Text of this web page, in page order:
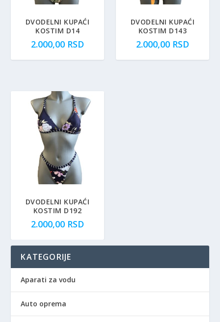
DVODELNI KUPAĆI
KOSTIM D14
2.000,00 RSD
DVODELNI KUPAĆI
KOSTIM D143
2.000,00 RSD
DVODELNI KUPAĆI
KOSTIM D192
2.000,00 RSD
KATEGORIJE
Aparati za vodu
Auto oprema